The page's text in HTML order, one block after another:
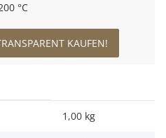
°C
KAUFEN!
1,00 kg